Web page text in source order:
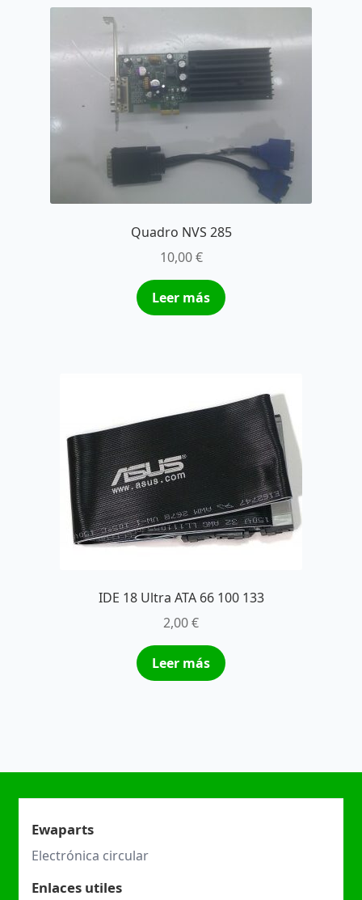
Quadro NVS 285
10,00€
Leer más
IDE 18 Ultra ATA 66 100 133
2,00€
Leer más
Ewaparts
Electrónica circular
Enlaces utiles